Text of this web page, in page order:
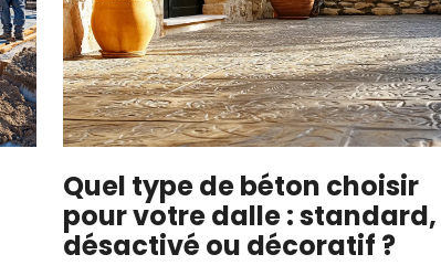
Quel type de béton choisir
pour votre dalle : standard,
désactivé ou décoratif ?